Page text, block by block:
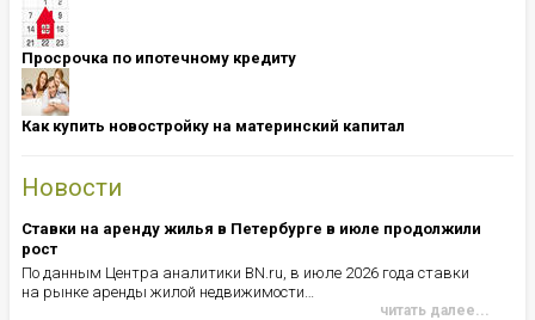
Просрочка по ипотечному кредиту
Как купить новостройку на материнский капитал
Новости
Ставки на аренду жилья в Петербурге в июле продолжили
рост
По данным Центра аналитики BN.ru, в июле 2026 года ставки
на рынке аренды жилой недвижимости…
читать далее...